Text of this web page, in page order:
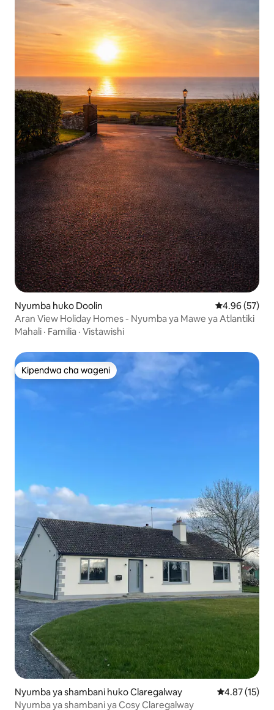
Nyumba huko Doolin Ukadiriaji wa
4.96 (57)
Aran View Holiday Homes - Nyumba ya Mawe ya Atlantiki
Mahali · Familia · Vistawishi
Kipendwa cha wageni
Kipendwa cha wageni
Nyumba ya shambani huko Claregalway Ukadiriaji wa
4.87 (15)
Nyumba ya shambani ya Cosy Claregalway